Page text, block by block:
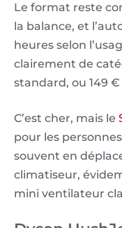
Le format reste
la balance, et
heures selon
clairement de
standard, ou 149
C’est cher, mais le
pour les
souvent en
climatiseur,
mini ventilateur